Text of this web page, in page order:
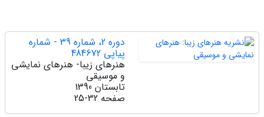
دوره 2، شماره 39 - شماره
پیاپی 484672
هنرهای زیبا- هنرهای نمایشی
و موسیقی
تابستان 1390
صفحه 25-32